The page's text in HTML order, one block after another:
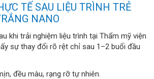
TẾ SAU LIỆU TRÌNH TRẺ
NANO
khi trải nghiệm liệu trình tại Thẩm mỹ viện
sự thay đổi rõ rệt chỉ sau 1–2 buổi đầu
đều màu, rạng rỡ tự nhiên.